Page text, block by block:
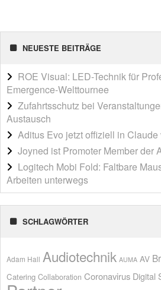
NEUESTE BEITRÄGE
ROE Visual: LED-Technik für
Emergence-Welttournee
Zufahrtsschutz bei
Austausch
Aditus Evo jetzt offiziell in Claude
Joyned ist Promoter Member der
Logitech Mobi Fold: Faltbare
Arbeiten unterwegs
SCHLAGWÖRTER
Adam Hall Audiotechnik AUMA AV
Catering Collaboration Coronavirus Digital